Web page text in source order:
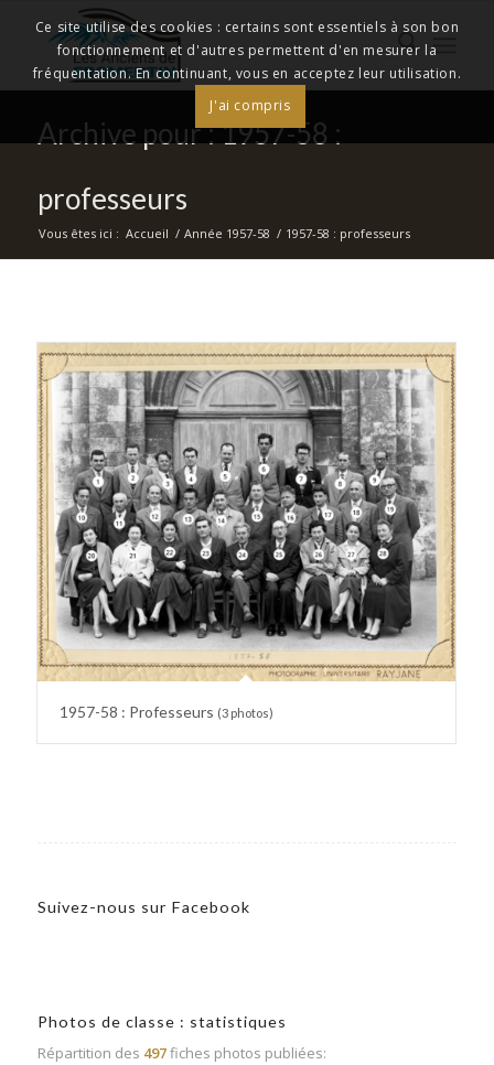
Archive pour : 1957-58 :
professeurs
Vous êtes ici : Accueil / Année 1957-58 / 1957-58 : professeurs
1957-58 : Professeurs (3 photos)
Suivez-nous sur Facebook
Photos de classe : statistiques
Répartition des 497fiches photos publiées:
Ce site utilise des cookies : certains sont essentiels à son bon
fonctionnement et d'autres permettent d'en mesurer la
fréquentation. En continuant, vous en acceptez leur utilisation.
J'ai compris